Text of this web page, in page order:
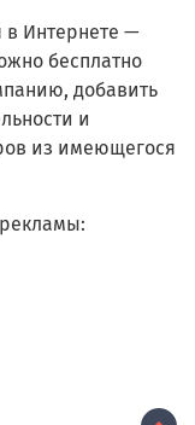
в Интернете —
бесплатно
добавить
и
из имеющегося